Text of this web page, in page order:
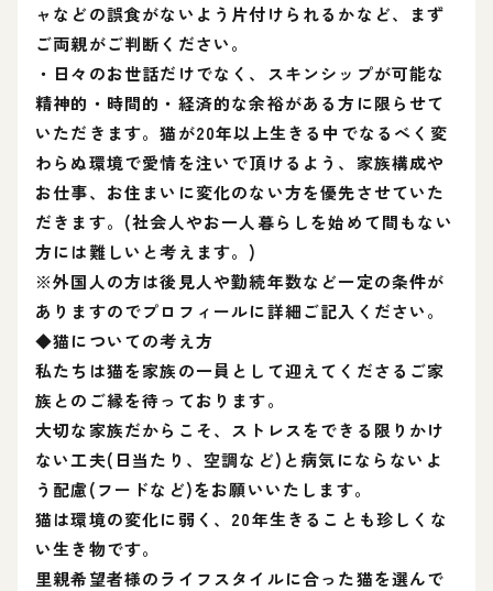
ャなどの誤食がないよう片付けられるかなど、まず
ご両親がご判断ください。
・日々のお世話だけでなく、スキンシップが可能な
精神的・時間的・経済的な余裕がある方に限らせて
いただきます。猫が20年以上生きる中でなるべく変
わらぬ環境で愛情を注いで頂けるよう、家族構成や
お仕事、お住まいに変化のない方を優先させていた
だきます。(社会人やお一人暮らしを始めて間もない
方には難しいと考えます。)
※外国人の方は後見人や勤続年数など一定の条件が
ありますのでプロフィールに詳細ご記入ください。
◆猫についての考え方
私たちは猫を家族の一員として迎えてくださるご家
族とのご縁を待っております。
大切な家族だからこそ、ストレスをできる限りかけ
ない工夫(日当たり、空調など)と病気にならないよ
う配慮(フードなど)をお願いいたします。
猫は環境の変化に弱く、20年生きることも珍しくな
い生き物です。
里親希望者様のライフスタイルに合った猫を選んで